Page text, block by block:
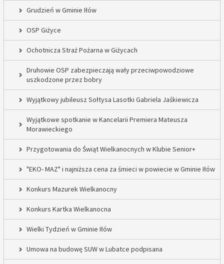
Grudzień w Gminie Iłów
OSP Giżyce
Ochotnicza Straż Pożarna w Giżycach
Druhowie OSP zabezpieczają wały przeciwpowodziowe
uszkodzone przez bobry
Wyjątkowy jubileusz Sołtysa Lasotki Gabriela Jaśkiewicza
Wyjątkowe spotkanie w Kancelarii Premiera Mateusza
Morawieckiego
Przygotowania do Świąt Wielkanocnych w Klubie Senior+
"EKO- MAZ" i najniższa cena za śmieci w powiecie w Gminie Iłów
Konkurs Mazurek Wielkanocny
Konkurs Kartka Wielkanocna
Wielki Tydzień w Gminie Iłów
Umowa na budowę SUW w Lubatce podpisana